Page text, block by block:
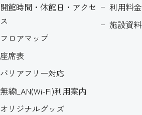
開館時間・休館日・アクセ
ス
フロアマップ
座席表
バリアフリー対応
無線LAN(Wi-Fi)利用案内
オリジナルグッズ
利用料金
施設資料